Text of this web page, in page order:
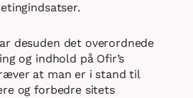
desuden det overordnede
og indhold på Ofir’s
at man er i stand til
og forbedre sitets